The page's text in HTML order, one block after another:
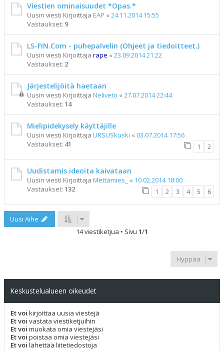
Viestien ominaisuudet *Opas.*
Uusin viesti Kirjoittaja EAP « 24.11.2014 15:55
Vastaukset: 9
LS-FIN.Com - puhepalvelin (Ohjeet ja tiedoitteet.)
Uusin viesti Kirjoittaja rape « 23.09.2014 21:22
Vastaukset: 2
Järjestelijöitä haetaan
Uusin viesti Kirjoittaja Neliveto « 27.07.2014 22:44
Vastaukset: 14
Mielipidekysely käyttäjille
Uusin viesti Kirjoittaja URSUSkuski « 03.07.2014 17:56
Vastaukset: 41 1 2
Uudistamis ideoita kaivataan
Uusin viesti Kirjoittaja Mettämies_ « 10.02.2014 18:00
Vastaukset: 132 1 2 3 4 5 6
Uusi Aihe
14 viestiketjua • Sivu 1/1
Hyppää
Keskustelualueen oikeudet
Et voi kirjoittaa uusia viestejä
Et voi vastata viestiketjuihin
Et voi muokata omia viestejäsi
Et voi poistaa omia viestejäsi
Et voi lähettää liitetiedostoja